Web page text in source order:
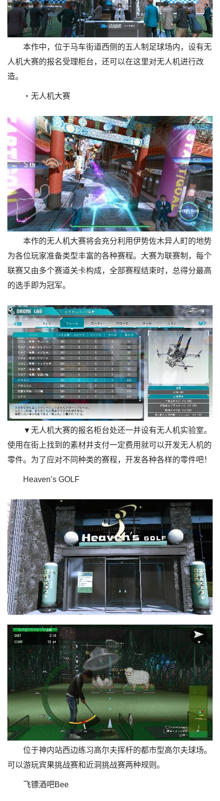
本作中，位于马车街道西侧的五人制足球场内，设有无
人机大赛的报名受理柜台，还可以在这里对无人机进行改
造。
・无人机大赛
本作的无人机大赛将会充分利用伊势佐木异人町的地势
为各位玩家准备类型丰富的各种赛程。大赛为联赛制，每个
联赛又由多个赛道关卡构成，全部赛程结束时，总得分最高
的选手即为冠军。
▼无人机大赛的报名柜台处还一并设有无人机实验室。
使用在街上找到的素材并支付一定费用就可以开发无人机的
零件。为了应对不同种类的赛程，开发各种各样的零件吧！
Heaven’s GOLF
位于神内站西边练习高尔夫挥杆的都市型高尔夫球场。
可以游玩宾果挑战赛和近洞挑战赛两种规则。
飞镖酒吧Bee